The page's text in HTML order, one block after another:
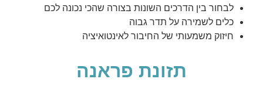
לבחור בין הדרכים השונות בצורה שהכי נכונה לכם
כלים לשמירה על תדר גבוה
חיזוק משמעותי של החיבור לאינטואיציה
תזונת פראנה